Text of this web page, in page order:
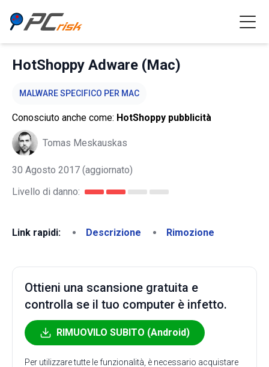
HotShoppy Adware (Mac)
MALWARE SPECIFICO PER MAC
Conosciuto anche come: HotShoppy pubblicità
Tomas Meskauskas
30 Agosto 2017 (aggiornato)
Livello di danno:
Link rapidi: Descrizione Rimozione
Ottieni una scansione gratuita e
controlla se il tuo computer è infetto.
RIMUOVILO SUBITO (Android)
Per utilizzare tutte le funzionalità, è necessario acquistare